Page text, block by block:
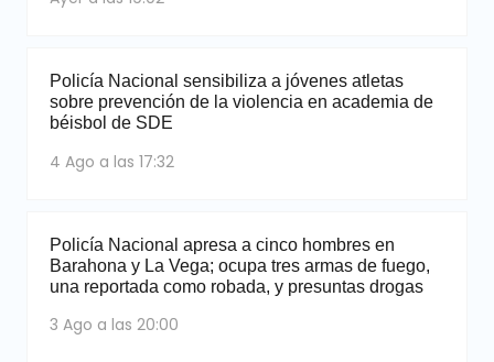
Policía Nacional sensibiliza a jóvenes atletas
sobre prevención de la violencia en academia de
béisbol de SDE
4 Ago a las 17:32
Policía Nacional apresa a cinco hombres en
Barahona y La Vega; ocupa tres armas de fuego,
una reportada como robada, y presuntas drogas
3 Ago a las 20:00